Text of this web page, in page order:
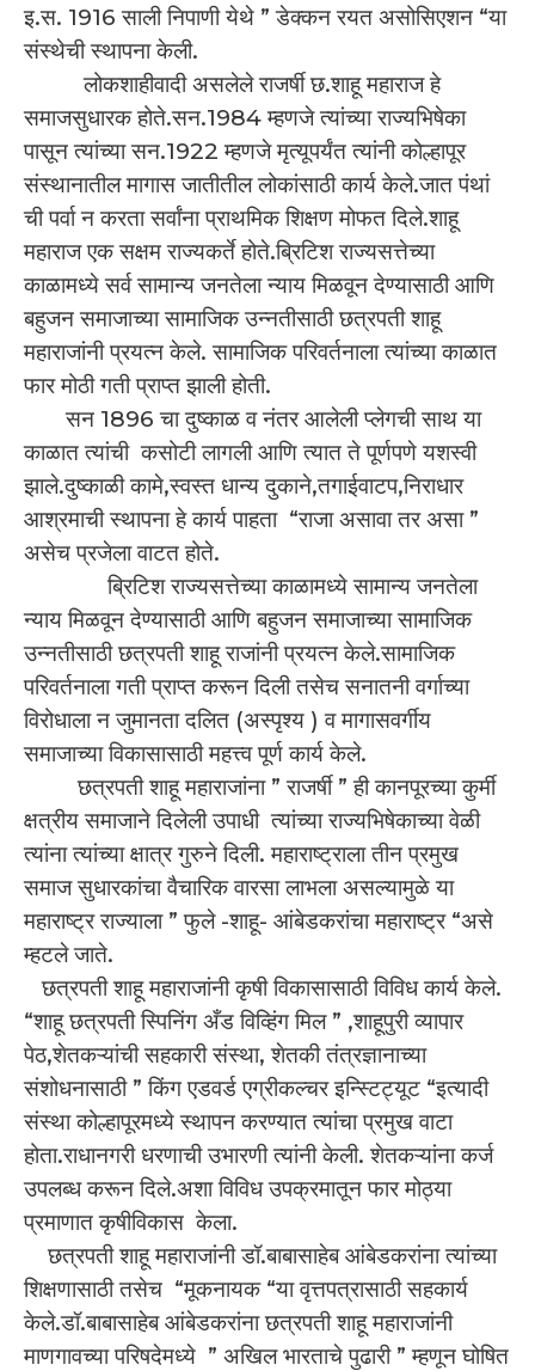
इ.स. 1916 साली निपाणी येथे ” डेक्कन रयत असोसिएशन “या
संस्थेची स्थापना केली.
लोकशाहीवादी असलेले राजर्षी छ.शाहू महाराज हे
समाजसुधारक होते.सन.1984 म्हणजे त्यांच्या राज्यभिषेका
पासून त्यांच्या सन.1922 म्हणजे मृत्यूपर्यंत त्यांनी कोल्हापूर
संस्थानातील मागास जातीतील लोकांसाठी कार्य केले.जात पंथां
ची पर्वा न करता सर्वांना प्राथमिक शिक्षण मोफत दिले.शाहू
महाराज एक सक्षम राज्यकर्ते होते.ब्रिटिश राज्यसत्तेच्या
काळामध्ये सर्व सामान्य जनतेला न्याय मिळवून देण्यासाठी आणि
बहुजन समाजाच्या सामाजिक उन्नतीसाठी छत्रपती शाहू
महाराजांनी प्रयत्न केले. सामाजिक परिवर्तनाला त्यांच्या काळात
फार मोठी गती प्राप्त झाली होती.
सन 1896 चा दुष्काळ व नंतर आलेली प्लेगची साथ या
काळात त्यांची कसोटी लागली आणि त्यात ते पूर्णपणे यशस्वी
झाले.दुष्काळी कामे,स्वस्त धान्य दुकाने,तगाईवाटप,निराधार
आश्रमाची स्थापना हे कार्य पाहता “राजा असावा तर असा ”
असेच प्रजेला वाटत होते.
ब्रिटिश राज्यसत्तेच्या काळामध्ये सामान्य जनतेला
न्याय मिळवून देण्यासाठी आणि बहुजन समाजाच्या सामाजिक
उन्नतीसाठी छत्रपती शाहू राजांनी प्रयत्न केले.सामाजिक
परिवर्तनाला गती प्राप्त करून दिली तसेच सनातनी वर्गाच्या
विरोधाला न जुमानता दलित (अस्पृश्य ) व मागासवर्गीय
समाजाच्या विकासासाठी महत्त्व पूर्ण कार्य केले.
छत्रपती शाहू महाराजांना ” राजर्षी ” ही कानपूरच्या कुर्मी
क्षत्रीय समाजाने दिलेली उपाधी त्यांच्या राज्यभिषेकाच्या वेळी
त्यांना त्यांच्या क्षात्र गुरुने दिली. महाराष्ट्राला तीन प्रमुख
समाज सुधारकांचा वैचारिक वारसा लाभला असल्यामुळे या
महाराष्ट्र राज्याला ” फुले -शाहू- आंबेडकरांचा महाराष्ट्र “असे
म्हटले जाते.
छत्रपती शाहू महाराजांनी कृषी विकासासाठी विविध कार्य केले.
“शाहू छत्रपती स्पिनिंग अँड विव्हिंग मिल ” ,शाहूपुरी व्यापार
पेठ,शेतकऱ्यांची सहकारी संस्था, शेतकी तंत्रज्ञानाच्या
संशोधनासाठी ” किंग एडवर्ड एग्रीकल्चर इन्स्टिट्यूट “इत्यादी
संस्था कोल्हापूरमध्ये स्थापन करण्यात त्यांचा प्रमुख वाटा
होता.राधानगरी धरणाची उभारणी त्यांनी केली. शेतकऱ्यांना कर्ज
उपलब्ध करून दिले.अशा विविध उपक्रमातून फार मोठ्या
प्रमाणात कृषीविकास केला.
छत्रपती शाहू महाराजांनी डॉ.बाबासाहेब आंबेडकरांना त्यांच्या
शिक्षणासाठी तसेच “मूकनायक “या वृत्तपत्रासाठी सहकार्य
केले.डॉ.बाबासाहेब आंबेडकरांना छत्रपती शाहू महाराजांनी
माणगावच्या परिषदेमध्ये ” अखिल भारताचे पुढारी ” म्हणून घोषित